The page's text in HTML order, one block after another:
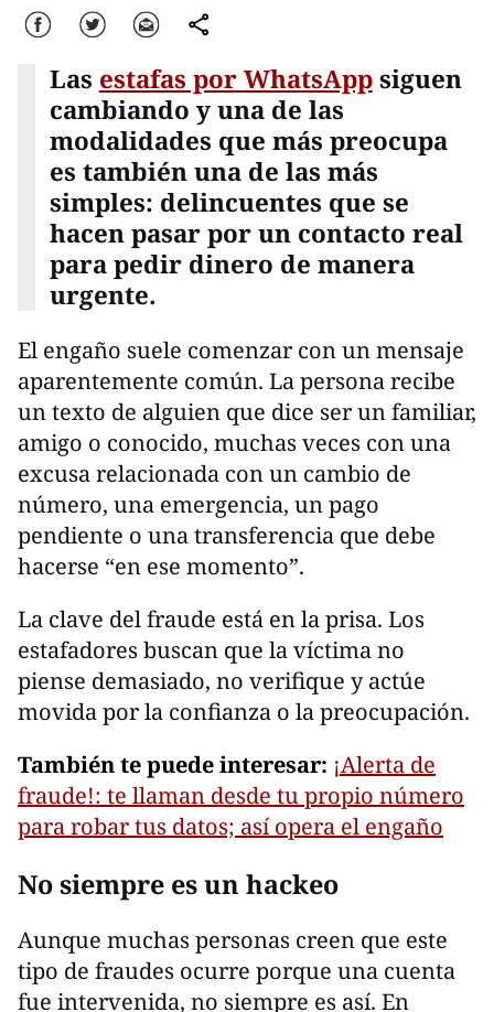
Facebook Twitter Correo comparte
Las estafas por WhatsAppsiguen
cambiando y una de las
modalidades que más preocupa
es también una de las más
simples: delincuentes que se
hacen pasar por un contacto real
para pedir dinero de manera
urgente.
El engaño suele comenzar con un mensaje
aparentemente común. La persona recibe
un texto de alguien que dice ser un familiar,
amigo o conocido, muchas veces con una
excusa relacionada con un cambio de
número, una emergencia, un pago
pendiente o una transferencia que debe
hacerse “en ese momento”.
La clave del fraude está en la prisa. Los
estafadores buscan que la víctima no
piense demasiado, no verifique y actúe
movida por la confianza o la preocupación.
También te puede interesar: ¡Alerta de
fraude!: te llaman desde tu propio número
para robar tus datos; así opera el engaño
No siempre es un hackeo
Aunque muchas personas creen que este
tipo de fraudes ocurre porque una cuenta
fue intervenida, no siempre es así. En